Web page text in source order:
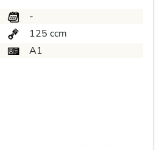
-
125 ccm
A1